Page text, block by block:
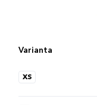
Varianta
XS